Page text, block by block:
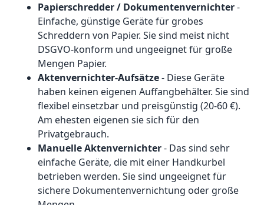
Papierschredder / Dokumentenvernichter-
Einfache, günstige Geräte für grobes
Schreddern von Papier. Sie sind meist nicht
DSGVO-konform und ungeeignet für große
Mengen Papier.
Aktenvernichter-Aufsätze- Diese Geräte
haben keinen eigenen Auffangbehälter. Sie sind
flexibel einsetzbar und preisgünstig (20-60 €).
Am ehesten eigenen sie sich für den
Privatgebrauch.
Manuelle Aktenvernichter- Das sind sehr
einfache Geräte, die mit einer Handkurbel
betrieben werden. Sie sind ungeeignet für
sichere Dokumentenvernichtung oder große